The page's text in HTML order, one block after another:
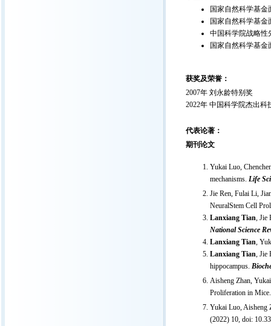
国家自然科学基金
国家自然科学基金
中国科学院战略性
国家自然科学基金
获奖及荣誉：
2007年 刘永龄特别奖
2022年 中国科学院杰出
代表论著：
期刊论文
Yukai Luo,
mechanisms. Life
Jie Ren, Fulai Li,
NeuralStem Cell
Lanxiang Tian, Jie
National Science
Lanxiang Tian,
Lanxiang Tian, Jie
hippocampus.
Aisheng Zhan,
Proliferation in
Yukai Luo, Aisheng
(2022) 10, doi: